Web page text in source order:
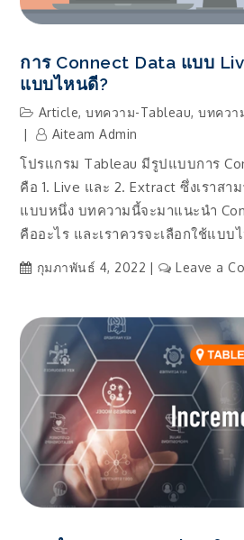
การ Connect Data แบบ
แบบไหนดี?
Article,บทความ-Tableau,บทควา
Aiteam Admin
โปรแกรม Tableau มีรูปแบบการ
คือ 1. Live และ 2. Extract ซึ่งเราสา
แบบหนึ่ง บทความนี้จะมาแนะนำ
คืออะไร และเราควรจะเลือกใช้แบบ
กุมภาพันธ์ 4, 2022 Leave a